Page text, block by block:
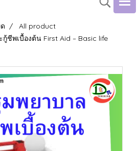
All product
ชีพเบื้องต้น First Aid – Basic life